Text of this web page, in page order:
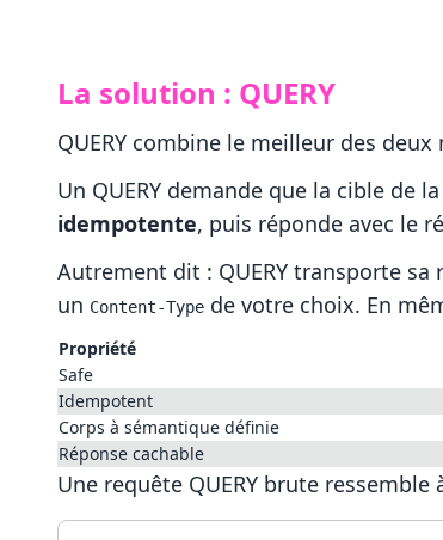
La solution : QUERY
QUERY combine le meilleur des deux
Un QUERY demande que la cible de
idempotente, puis réponde avec le
Autrement dit : QUERY transporte sa
un Content-Type de votre choix. En
Propriété
Safe
Idempotent
Corps à sémantique définie
Réponse cachable
Une requête QUERY brute ressemble